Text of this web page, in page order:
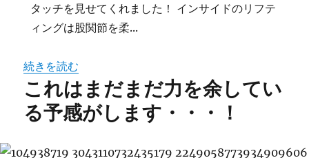
タッチを見せてくれました！ インサイドのリフテ
ィングは股関節を柔...
続きを読む
これはまだまだ力を余してい
る予感がします・・・！